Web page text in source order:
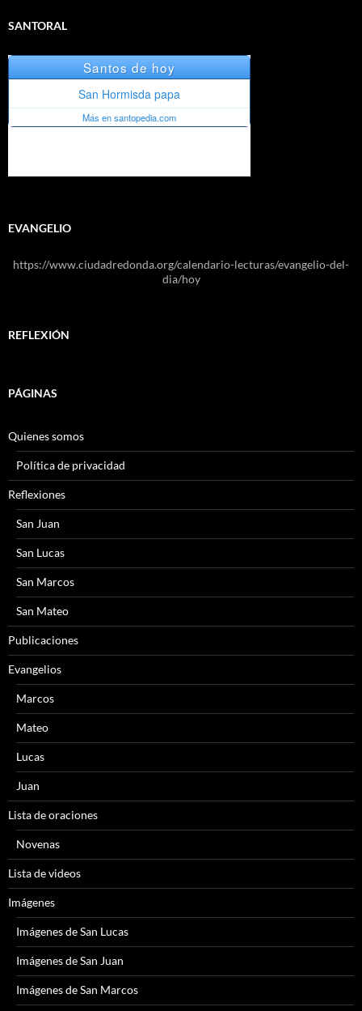
SANTORAL
EVANGELIO
https://www.ciudadredonda.org/calendario-lecturas/evangelio-del-
dia/hoy
REFLEXIÓN
PÁGINAS
Quienes somos
Política de privacidad
Reflexiones
San Juan
San Lucas
San Marcos
San Mateo
Publicaciones
Evangelios
Marcos
Mateo
Lucas
Juan
Lista de oraciones
Novenas
Lista de videos
Imágenes
Imágenes de San Lucas
Imágenes de San Juan
Imágenes de San Marcos